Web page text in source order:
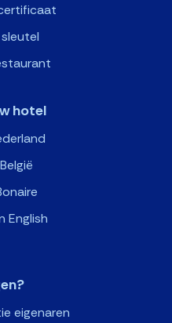
hotel
English
eigenaren